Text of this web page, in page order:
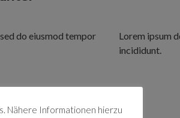
do eiusmod tempor
Lorem ipsum
incididunt.
2
Nähere Informationen hierzu